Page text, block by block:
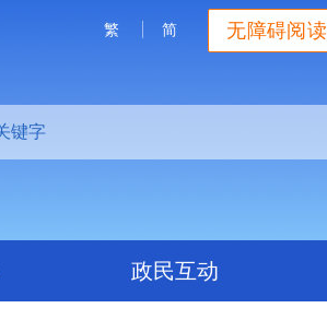
无障碍阅读
繁 简
政民互动